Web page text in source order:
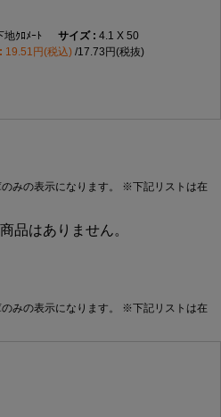
地ｸﾛﾒｰﾄ
4.1 X 50
19.51円(税込) 17.73円(税抜)
みの表示になります。 ※下記リストは在
品はありません。
みの表示になります。 ※下記リストは在